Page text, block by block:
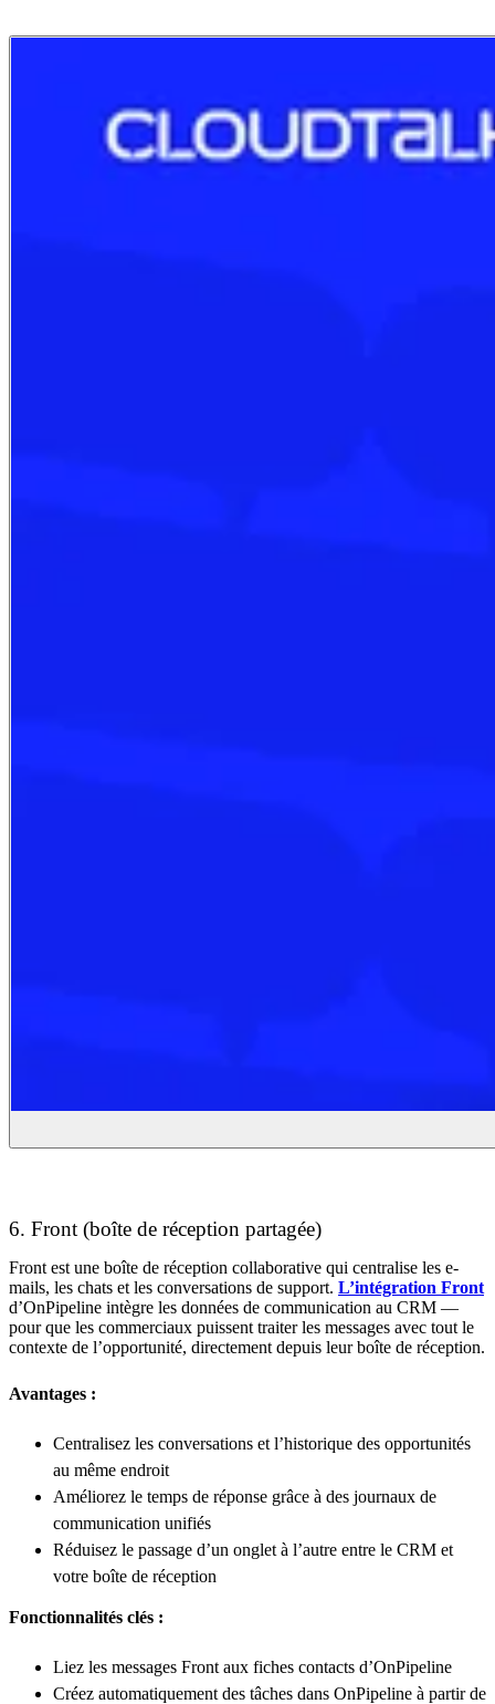
6. Front (boîte de réception partagée)
Front est une boîte de réception collaborative qui centralise les e-
mails, les chats et les conversations de support. L’intégration Front
d’OnPipeline intègre les données de communication au CRM —
pour que les commerciaux puissent traiter les messages avec tout le
contexte de l’opportunité, directement depuis leur boîte de réception.
Avantages :
Centralisez les conversations et l’historique des opportunités
au même endroit
Améliorez le temps de réponse grâce à des journaux de
communication unifiés
Réduisez le passage d’un onglet à l’autre entre le CRM et
votre boîte de réception
Fonctionnalités clés :
Liez les messages Front aux fiches contacts d’OnPipeline
Créez automatiquement des tâches dans OnPipeline à partir de